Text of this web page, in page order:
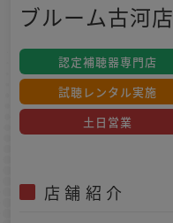
ブルーム古河店
認定補聴器専門店
試聴レンタル実施
土日営業
店舗紹介